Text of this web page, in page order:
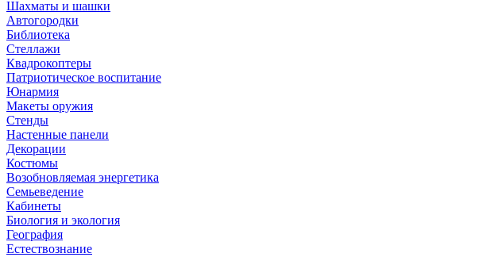
Шахматы и шашки
Автогородки
Библиотека
Стеллажи
Квадрокоптеры
Патриотическое воспитание
Юнармия
Макеты оружия
Стенды
Настенные панели
Декорации
Костюмы
Возобновляемая энергетика
Семьеведение
Кабинеты
Биология и экология
География
Естествознание